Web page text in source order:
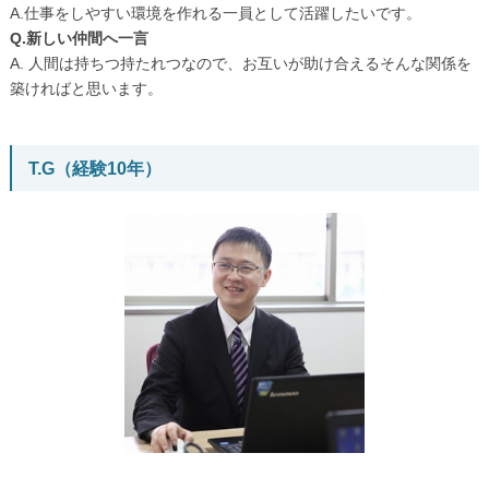
A.仕事をしやすい環境を作れる一員として活躍したいです。
Q.新しい仲間へ一言
A. 人間は持ちつ持たれつなので、お互いが助け合えるそんな関係を
築ければと思います。
T.G（経験10年）